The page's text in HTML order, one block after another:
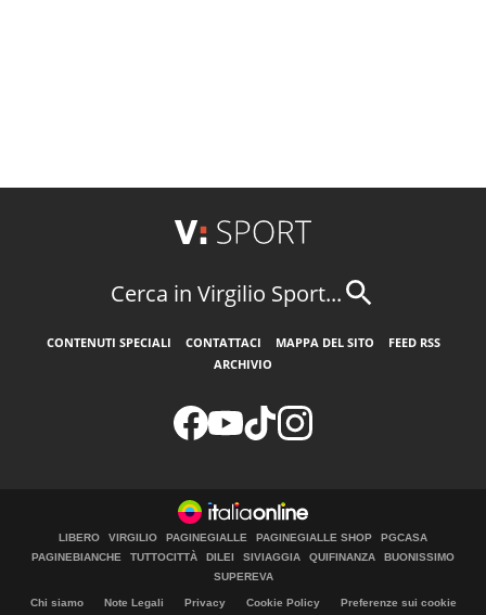
Cerca in Virgilio Sport...
CONTENUTI SPECIALI CONTATTACI MAPPA DEL SITO
FEED RSS
ARCHIVIO
LIBERO VIRGILIO PAGINEGIALLE PAGINEGIALLE SHOP
PGCASA
PAGINEBIANCHE
TUTTOCITTÀ DILEI SIVIAGGIA QUIFINANZA
BUONISSIMO
SUPEREVA
Chi siamo Note Legali Privacy Cookie Policy
Preferenze sui cookie